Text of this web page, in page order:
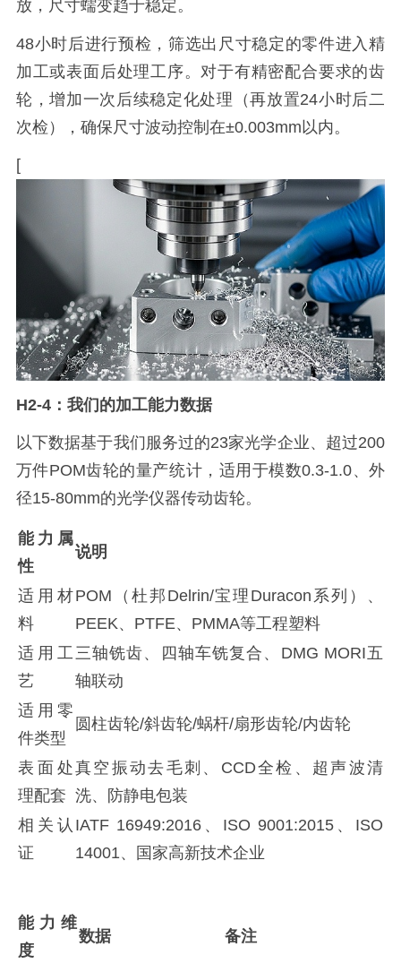
放，尺寸蠕变趋于稳定。
48小时后进行预检，筛选出尺寸稳定的零件进入精
加工或表面后处理工序。对于有精密配合要求的齿
轮，增加一次后续稳定化处理（再放置24小时后二
次检），确保尺寸波动控制在±0.003mm以内。
[
H2-4：我们的加工能力数据
以下数据基于我们服务过的23家光学企业、超过200
万件POM齿轮的量产统计，适用于模数0.3-1.0、外
径15-80mm的光学仪器传动齿轮。
能力属
性
说明
适用材
料
POM（杜邦Delrin/宝理Duracon系列）、
PEEK、PTFE、PMMA等工程塑料
适用工
艺
三轴铣齿、四轴车铣复合、DMG MORI五
轴联动
适用零
件类型
圆柱齿轮/斜齿轮/蜗杆/扇形齿轮/内齿轮
表面处
理配套
真空振动去毛刺、CCD全检、超声波清
洗、防静电包装
相关认
证
IATF 16949:2016、ISO 9001:2015、ISO
14001、国家高新技术企业
能力维
度
数据 备注